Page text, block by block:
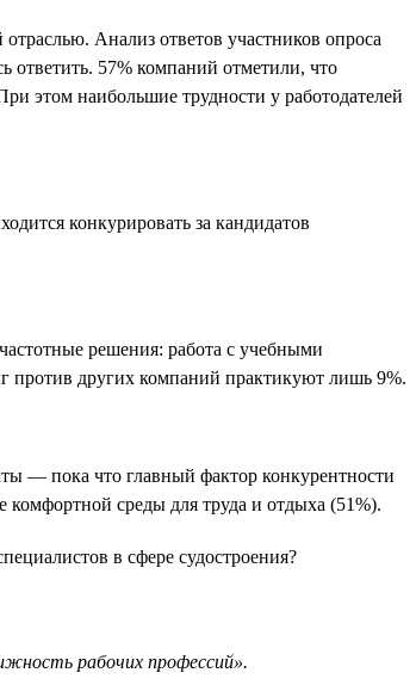
Анализ ответов участников опроса
ответить. 57% компаний отметили, что
этом наибольшие трудности у работодателей
конкурировать за кандидатов
решения: работа с учебными
против других компаний практикуют лишь 9%.
— пока что главный фактор конкурентности
среды для труда и отдыха (51%).
в сфере судостроения?
рабочих профессий».